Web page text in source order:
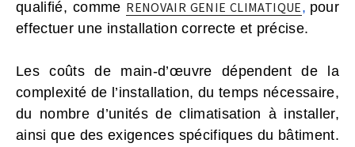
qualifié, comme RENOVAIR GENIE CLIMATIQUE, pour
effectuer une installation correcte et précise.
Les coûts de main-d’œuvre dépendent de la
complexité de l’installation, du temps nécessaire,
du nombre d’unités de climatisation à installer,
ainsi que des exigences spécifiques du bâtiment.